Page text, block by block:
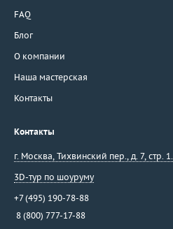
FAQ
Блог
О компании
Наша мастерская
Контакты
Контакты
г. Москва, Тихвинский пер., д. 7, стр. 1.
3D-тур по шоуруму
+7 (495) 190-78-88
8 (800) 777-17-88